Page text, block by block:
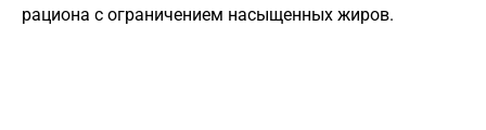
рациона с ограничением насыщенных жиров.